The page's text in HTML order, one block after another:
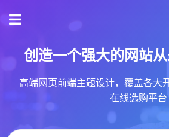
创造一个强大的网站从
高端网页前端主题设计，覆盖各大
在线选购平台